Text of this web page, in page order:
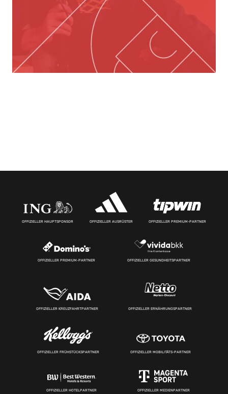
OFFIZIELLER HAUPTSPONSOR OFFIZIELLER AUSRÜSTER OFFIZIELLER PREMIUM-PARTNER
OFFIZIELLER PREMIUM-PARTNER OFFIZIELLER GESUNDHEITSPARTNER
OFFIZIELLER KREUZFAHRTPARTNER OFFIZIELLER ERNÄHRUNGSPARTNER
OFFIZIELLER FRÜHSTÜCKSPARTNER OFFIZIELLER MOBILITÄTS-PARTNER
OFFIZIELLER HOTELPARTNER OFFIZIELLER MEDIENPARTNER